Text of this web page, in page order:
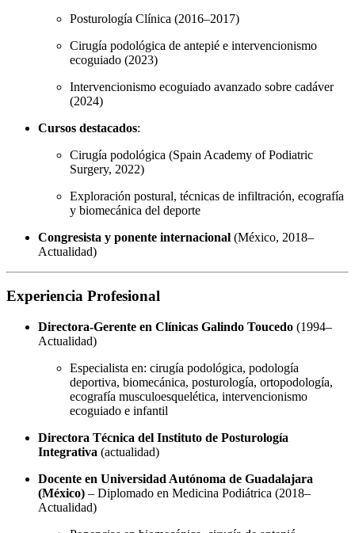
Posturología Clínica (2016–2017)
Cirugía podológica de antepié e intervencionismo
ecoguiado (2023)
Intervencionismo ecoguiado avanzado sobre cadáver
(2024)
Cursos destacados:
Cirugía podológica (Spain Academy of Podiatric
Surgery, 2022)
Exploración postural, técnicas de infiltración, ecografía
y biomecánica del deporte
Congresista y ponente internacional (México, 2018–
Actualidad)
Experiencia Profesional
Directora-Gerente en Clínicas Galindo Toucedo (1994–
Actualidad)
Especialista en: cirugía podológica, podología
deportiva, biomecánica, posturología, ortopodología,
ecografía musculoesquelética, intervencionismo
ecoguiado e infantil
Directora Técnica del Instituto de Posturología
Integrativa (actualidad)
Docente en Universidad Autónoma de Guadalajara
(México) – Diplomado en Medicina Podiátrica (2018–
Actualidad)